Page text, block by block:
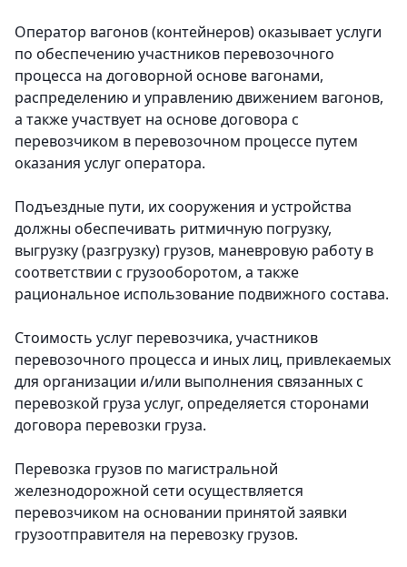
Оператор вагонов (контейнеров) оказывает услуги
по обеспечению участников перевозочного
процесса на договорной основе вагонами,
распределению и управлению движением вагонов,
а также участвует на основе договора с
перевозчиком в перевозочном процессе путем
оказания услуг оператора.
Подъездные пути, их сооружения и устройства
должны обеспечивать ритмичную погрузку,
выгрузку (разгрузку) грузов, маневровую работу в
соответствии с грузооборотом, а также
рациональное использование подвижного состава.
Стоимость услуг перевозчика, участников
перевозочного процесса и иных лиц, привлекаемых
для организации и/или выполнения связанных с
перевозкой груза услуг, определяется сторонами
договора перевозки груза.
Перевозка грузов по магистральной
железнодорожной сети осуществляется
перевозчиком на основании принятой заявки
грузоотправителя на перевозку грузов.